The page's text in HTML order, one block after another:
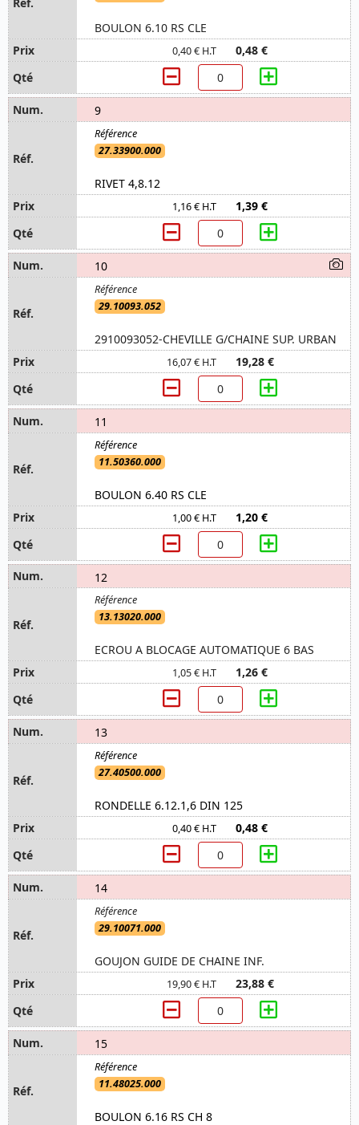
BOULON 6.10 RS CLE
0,40 € H.T 0,48 €
9
27.33900.000
RIVET 4,8.12
1,16 € H.T 1,39 €
10
29.10093.052
2910093052-CHEVILLE G/CHAINE SUP. URBAN
16,07 € H.T 19,28 €
11
11.50360.000
BOULON 6.40 RS CLE
1,00 € H.T 1,20 €
12
13.13020.000
ECROU A BLOCAGE AUTOMATIQUE 6 BAS
1,05 € H.T 1,26 €
13
27.40500.000
RONDELLE 6.12.1,6 DIN 125
0,40 € H.T 0,48 €
14
29.10071.000
GOUJON GUIDE DE CHAINE INF.
19,90 € H.T 23,88 €
15
11.48025.000
BOULON 6.16 RS CH 8